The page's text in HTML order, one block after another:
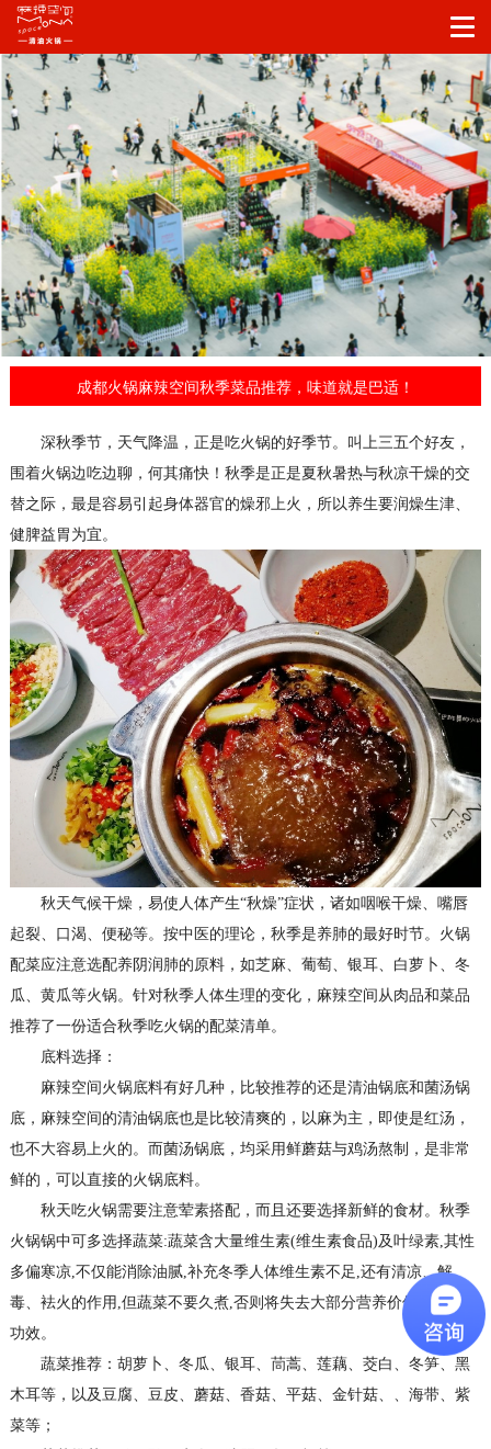
成都火锅麻辣空间秋季菜品推荐，味道就是巴适！
深秋季节，天气降温，正是吃火锅的好季节。叫上三五个好友，
围着火锅边吃边聊，何其痛快！秋季是正是夏秋暑热与秋凉干燥的交
替之际， 最是容易引起身体器官的燥邪上火，所以养生要润燥生津、
健脾益胃为宜。
秋天气候干燥，易使人体产生“秋燥”症状，诸如咽喉干燥、嘴唇
起裂、口渴、便秘等。按中医的理论，秋季是养肺的最好时节。火锅
配菜应注意选配养阴润肺的原料，如芝麻、葡萄、银耳、白萝卜、冬
瓜、黄瓜等火锅。针对秋季人体生理的变化， 麻辣空间 从肉品和菜品
推荐了一份适合秋季吃火锅的配菜清单。
底料选择：
麻辣空间火锅底料有好几种，比较推荐的还是清油锅底和菌汤锅
底，麻辣空间的清油锅底也是比较清爽的，以麻为主，即使是红汤，
也不大容易上火的。而菌汤锅底，均采用鲜蘑菇与鸡汤熬制，是非常
鲜的，可以直接的火锅底料。
秋天吃火锅需要注意荤素搭配，而且还要选择新鲜的食材。秋季
火锅锅中可多选择蔬菜:蔬菜含大量维生素(维生素食品)及叶绿素,其性
多偏寒凉,不仅能消除油腻,补充冬季人体维生素不足,还有清凉、解
毒、袪火的作用,但蔬菜不要久煮,否则将失去大部分营养价值及清火的
功效。
蔬菜推荐：胡萝卜、冬瓜、银耳、茼蒿、莲藕、茭白、冬笋、黑
木耳等，以及豆腐、豆皮 、蘑菇、香菇、平菇、金针菇、
、海带、紫
菜等；